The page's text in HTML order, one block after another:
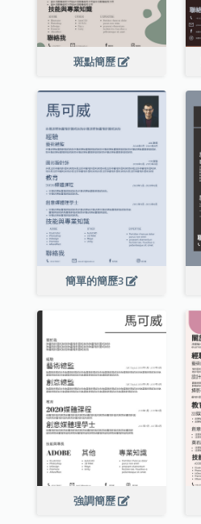
斑點簡歷
簡單的簡歷3
強調簡歷